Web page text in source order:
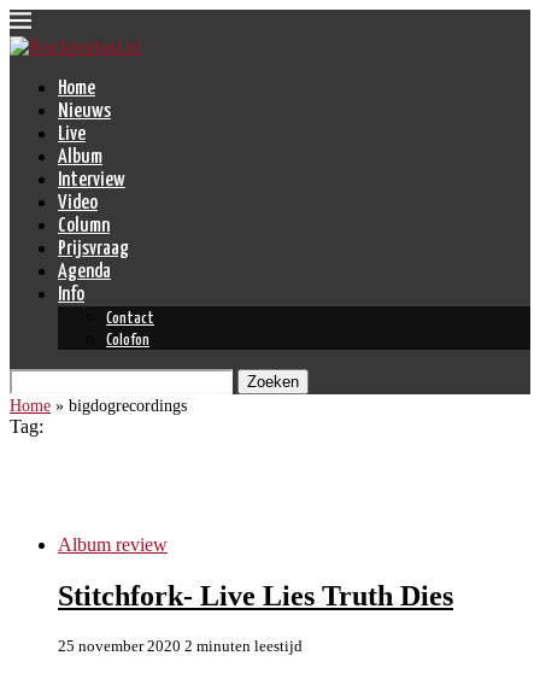
Home
Nieuws
Live
Album
Interview
Video
Column
Prijsvraag
Agenda
Info
Contact
Colofon
Zoeken
Home » bigdogrecordings
Tag:
Album review
Stitchfork- Live Lies Truth Dies
25 november 2020 2 minuten leestijd